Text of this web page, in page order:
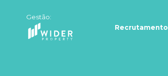
Gestão:
Recrutamento